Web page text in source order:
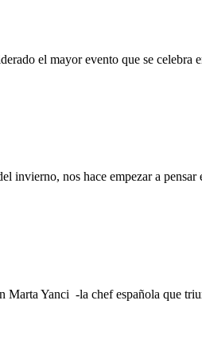
el mayor evento que se celebra
invierno, nos hace empezar a
Marta Yanci -la chef española que